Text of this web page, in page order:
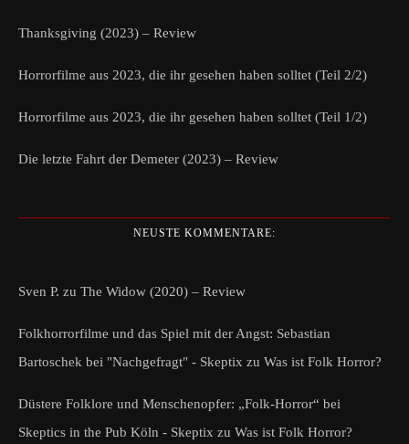
Thanksgiving (2023) – Review
Horrorfilme aus 2023, die ihr gesehen haben solltet (Teil 2/2)
Horrorfilme aus 2023, die ihr gesehen haben solltet (Teil 1/2)
Die letzte Fahrt der Demeter (2023) – Review
NEUSTE KOMMENTARE:
Sven P. zu The Widow (2020) – Review
Folkhorrorfilme und das Spiel mit der Angst: Sebastian
Bartoschek bei "Nachgefragt" - Skeptix zu Was ist Folk Horror?
Düstere Folklore und Menschenopfer: „Folk-Horror“ bei
Skeptics in the Pub Köln - Skeptix zu Was ist Folk Horror?